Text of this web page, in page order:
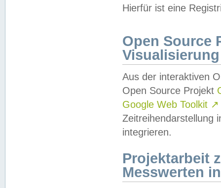
Hierfür ist eine
Open Source
Visualisierung
Aus der interaktiven
Open Source Projekt
Google Web Toolkit ↗
Zeitreihendarstellung
integrieren.
Projektarbeit
Messwerten